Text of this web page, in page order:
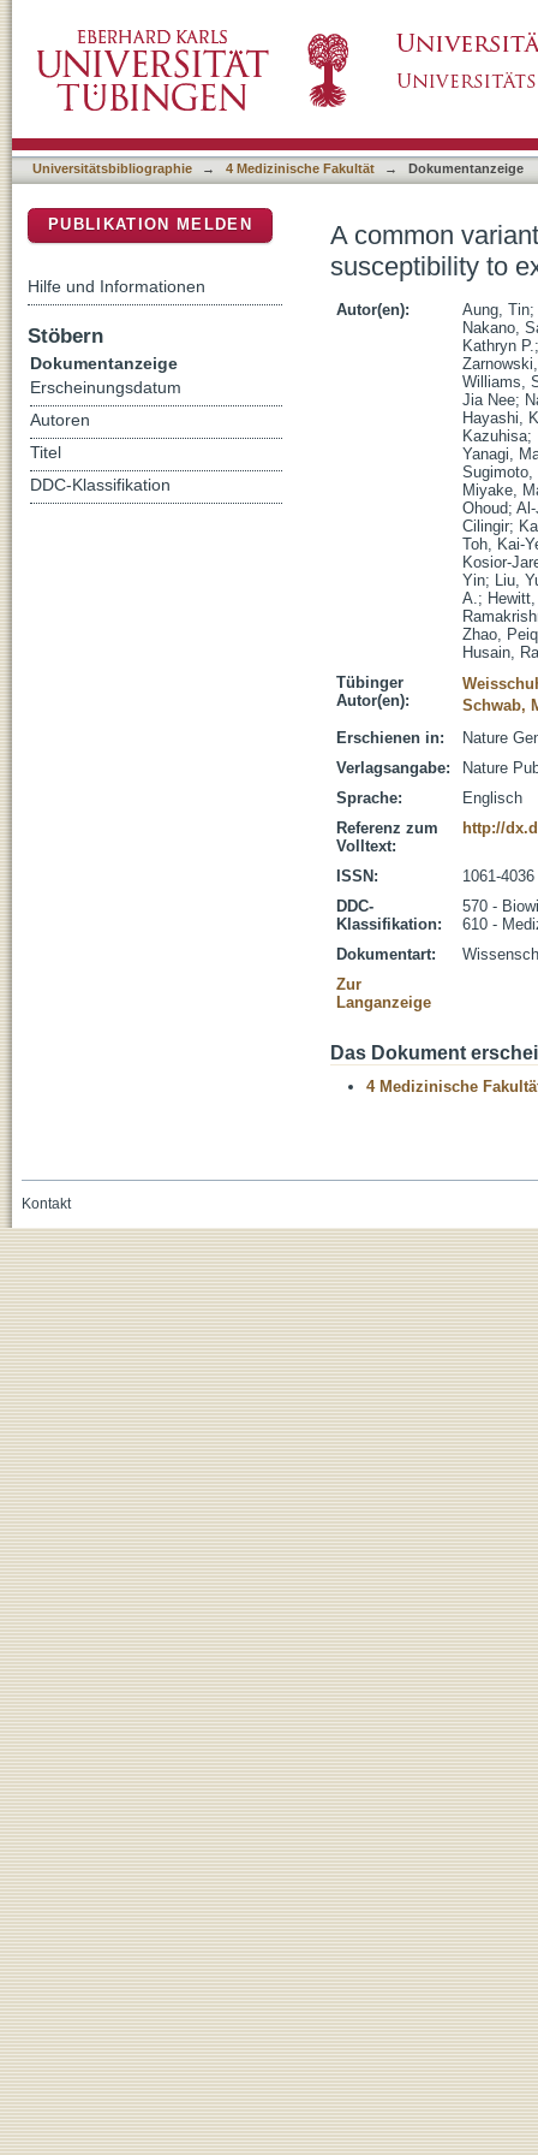
Universitätsbibliographie → 4 Medizinische Fakultät → Dokumentanzeige
A common
susceptibility to
Autor(en): Aung, Tin;
Nakano,
Kathryn P.
Williams,
Jia Nee;
Hayashi,
Kazuhisa;
Yanagi,
Sugimoto,
Miyake,
Ohoud;
Cilingir;
Toh, Kai-
Kosior-
Yin; Liu,
A.;
Zhao,
Husain,
Tübinger
Autor(en):
Schwab,
Erschienen in:
Nature
Verlagsangabe:
Nature
Sprache:
Englisch
Referenz zum
Volltext:
http://
ISSN:
1061-4036
DDC-
Klassifikation:
570 -
610 -
Dokumentart:
Zur
Langanzeige
Das Dokument
4 Medizinische
PUBLIKATION MELDEN
Hilfe und Informationen
Stöbern
Dokumentanzeige
Erscheinungsdatum
Autoren
Titel
DDC-Klassifikation
Kontakt